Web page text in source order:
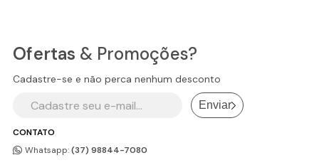
CONTATO
Whatsapp:(37) 98844-7080
Ofertas & Promoções?
Cadastre-se e não perca nenhum desconto
Enviar